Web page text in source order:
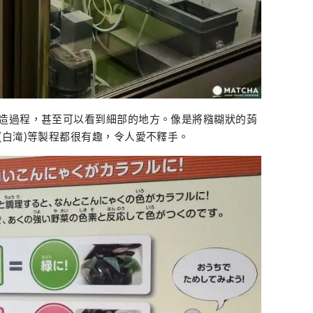
過程，甚至可以看到細部的地方。像是將糨糊狀的蒟
滝)等製程都很有趣，令人愛不釋手。